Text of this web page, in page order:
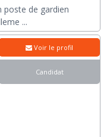
poste de gardien
...
Voir le profil
Candidat